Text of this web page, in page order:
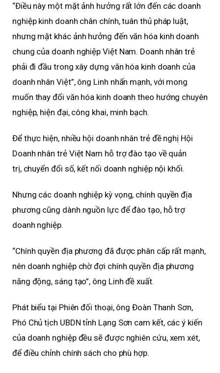
“Điều này một mặt ảnh hưởng rất lớn đến các doanh
nghiệp kinh doanh chân chính, tuân thủ pháp luật,
nhưng mặt khác ảnh hưởng đến văn hóa kinh doanh
chung của doanh nghiệp Việt Nam. Doanh nhân trẻ
phải đi đầu trong xây dựng văn hóa kinh doanh của
doanh nhân Việt”, ông Linh nhấn mạnh, với mong
muốn thay đổi văn hóa kinh doanh theo hướng chuyên
nghiệp, hiện đại, công khai, minh bạch.
Để thực hiện, nhiều hội doanh nhân trẻ đề nghị Hội
Doanh nhân trẻ Việt Nam hỗ trợ đào tạo về quản
trị, chuyển đổi số, kết nối doanh nghiệp nội khối.
Nhưng các doanh nghiệp kỳ vọng, chính quyền địa
phương cũng dành nguồn lực để đào tạo, hỗ trợ
doanh nghiệp.
“Chính quyền địa phương đã được phân cấp rất mạnh,
nên doanh nghiệp chờ đợi chính quyền địa phương
năng động, sáng tạo”, ông Linh đề xuất.
Phát biểu tại Phiên đối thoại, ông Đoàn Thanh Sơn,
Phó Chủ tịch UBDN tỉnh Lạng Sơn cam kết, các ý kiến
của doanh nghiệp đều sẽ được nghiên cứu, xem xét,
để điều chỉnh chính sách cho phù hợp.